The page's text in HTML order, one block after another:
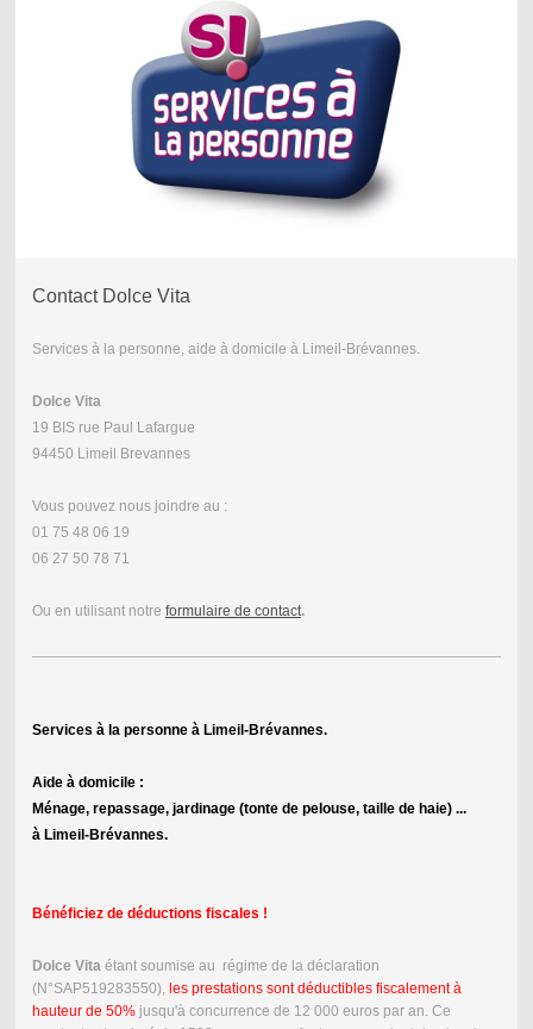
Contact Dolce Vita
Services à la personne, aide à domicile à Limeil-Brévannes.
Dolce Vita
19 BIS rue Paul Lafargue
94450 Limeil Brevannes
Vous pouvez nous joindre au :
01 75 48 06 19
06 27 50 78 71
Ou en utilisant notre formulaire de contact.
Services à la personne à Limeil-Brévannes.
Aide à domicile :
Ménage, repassage, jardinage (tonte de pelouse, taille de haie) ...
à Limeil-Brévannes.
Bénéficiez de déductions fiscales !
Dolce Vitaétant soumise au régime de la déclaration
(N°SAP519283550), les prestations sont déductibles fiscalement à
hauteur de 50%jusqu'à concurrence de 12 000 euros par an. Ce